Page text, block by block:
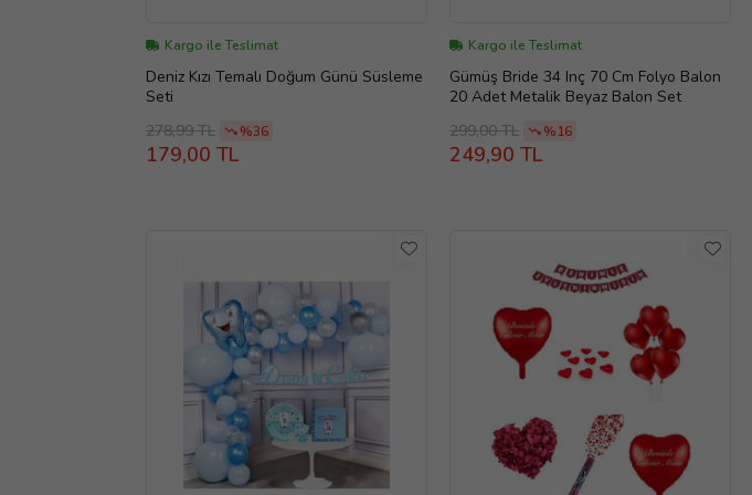
Kargo ile Teslimat
Deniz Kızı Temalı Doğum Günü Süsleme
Seti
278,99 TL
%36
179,00 TL
Kargo ile Teslimat
Gümüş Bride 34 Inç 70 Cm Folyo Balon
20 Adet Metalik Beyaz Balon Set
299,00 TL
%16
249,90 TL